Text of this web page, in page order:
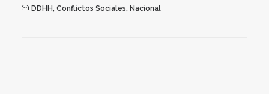
DDHH, Conflictos Sociales, Nacional